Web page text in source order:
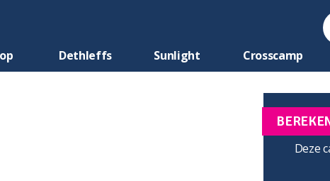
Dethleffs Sunlight Crosscamp
Deze